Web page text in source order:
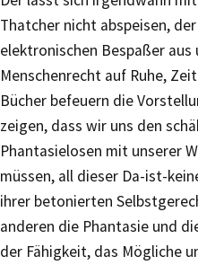
Thatcher nicht abspeisen,
elektronischen Bespaßer
Menschenrecht auf Ruhe,
Bücher befeuern die
zeigen, dass wir uns den
Phantasielosen mit unserer
müssen, all dieser Da-ist-
ihrer betonierten
anderen die Phantasie und
der Fähigkeit, das Mögliche